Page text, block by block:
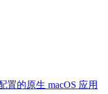
置的原生 macOS 应用